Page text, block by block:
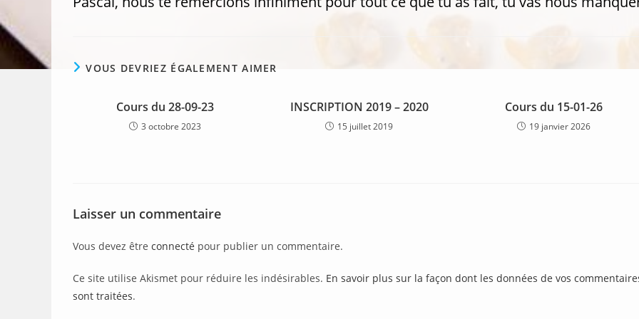
VOUS DEVRIEZ ÉGALEMENT AIMER
Cours du 28-09-23
3 octobre 2023
INSCRIPTION 2019 – 2020
15 juillet 2019
Cours du 15-01-26
19 janvier 2026
Laisser un commentaire
Vous devez être connecté pour publier un commentaire.
Ce site utilise Akismet pour réduire les indésirables. En savoir plus sur la façon dont les données de vos
sont traitées.